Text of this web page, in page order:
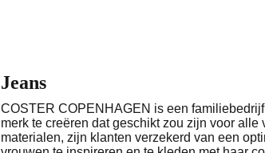
Jeans
COSTER COPENHAGEN is een
merk te creëren dat geschikt zou zijn voor
materialen, zijn klanten verzekerd van een